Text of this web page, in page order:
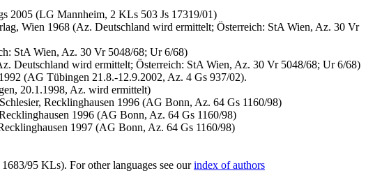
2005 (LG Mannheim, 2 KLs 503 Js 17319/01)
Wien 1968 (Az. Deutschland wird ermittelt; Österreich: StA Wien, Az. 30 Vr
StA Wien, Az. 30 Vr 5048/68; Ur 6/68)
Deutschland wird ermittelt; Österreich: StA Wien, Az. 30 Vr 5048/68; Ur 6/68)
(AG Tübingen 21.8.-12.9.2002, Az. 4 Gs 937/02).
20.1.1998, Az. wird ermittelt)
Recklinghausen 1996 (AG Bonn, Az. 64 Gs 1160/98)
1996 (AG Bonn, Az. 64 Gs 1160/98)
1997 (AG Bonn, Az. 64 Gs 1160/98)
95 KLs). For other languages see ourindex of authors